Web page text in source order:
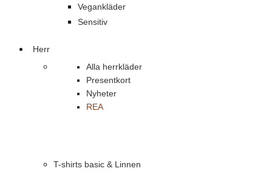
Vegankläder
Sensitiv
Herr
Alla herrkläder
Presentkort
Nyheter
REA
T-shirts basic & Linnen